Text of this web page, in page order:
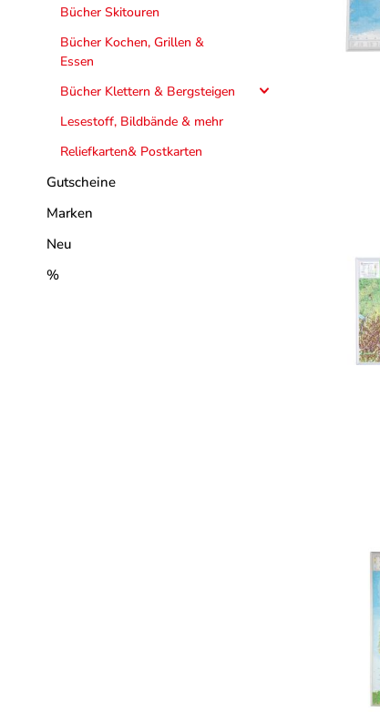
Bücher Skitouren
Bücher Kochen, Grillen &
Essen
Bücher Klettern & Bergsteigen
Lesestoff, Bildbände & mehr
Reliefkarten& Postkarten
Gutscheine
Marken
Neu
%